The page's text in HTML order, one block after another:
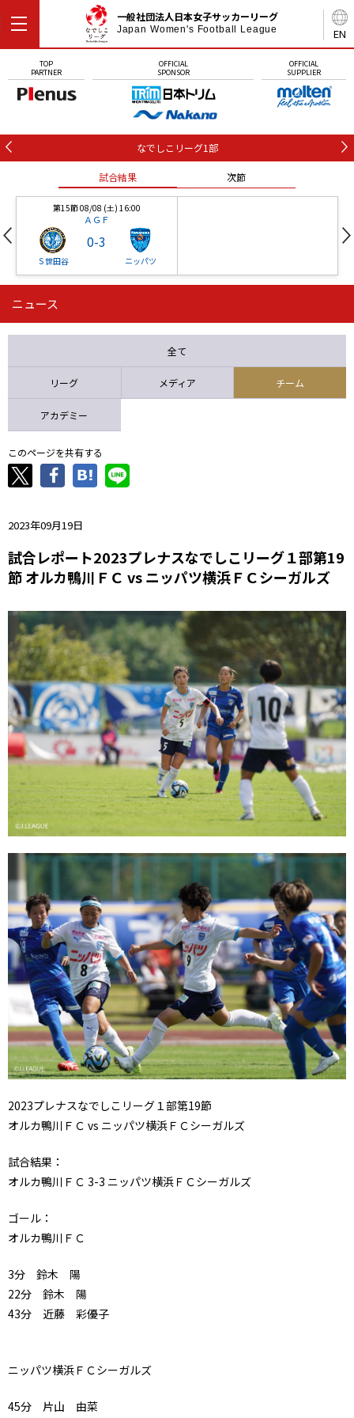
EN
一般社団法人日本女子サッカーリーグ
Japan Women's Football League
TOP
PARTNER
OFFICIAL
SPONSOR
OFFICIAL
SUPPLIER
なでしこリーグ1部
試合結果 次節
第15節 08/08 (土) 16:00
ＡＧＦ
Ｓ世田谷
0-3
ニッパツ
第16節 09/05 (土) 15:00
ニッパツ 石人の星
ニュース
全て
リーグ メディア チーム
アカデミー
このページを共有する
2023年09月19日
試合レポート2023プレナスなでしこリーグ１部第19
節 オルカ鴨川ＦＣ vs ニッパツ横浜ＦＣシーガルズ
2023プレナスなでしこリーグ１部第19節
オルカ鴨川ＦＣ vs ニッパツ横浜ＦＣシーガルズ
試合結果：
オルカ鴨川ＦＣ 3-3 ニッパツ横浜ＦＣシーガルズ
ゴール：
オルカ鴨川ＦＣ
3分 鈴木 陽
22分 鈴木 陽
43分 近藤 彩優子
ニッパツ横浜ＦＣシーガルズ
45分 片山 由菜